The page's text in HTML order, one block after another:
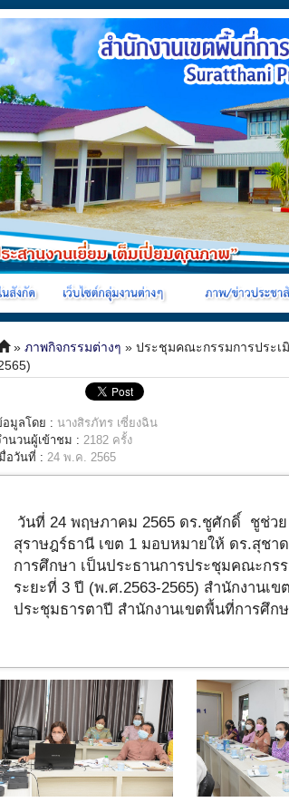
» ภาพกิจกรรมต่างๆ » ประชุมคณะกรรมการประ
มูลโดย : นางสิรภัทร เซี่ยงฉิน
นวนผู้เข้าชม : 2182 ครั้ง
อวันที่ : 24 พ.ค. 2565
วันที่ 24 พฤษภาคม 2565 ดร.ชูศักดิ์ ชูช่ว
สุราษฎร์ธานี เขต 1 มอบหมายให้ ดร.สุช
การศึกษา เป็นประธานการประชุมคณะก
ระยะที่ 3 ปี (พ.ศ.2563-2565) สำนักงาน
ประชุมธารตาปี สำนักงานเขตพื้นที่การศึก